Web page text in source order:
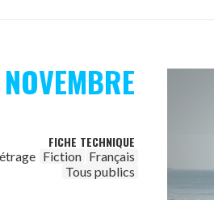
NOVEMBRE
FICHE TECHNIQUE
Fiction Français
Tous publics